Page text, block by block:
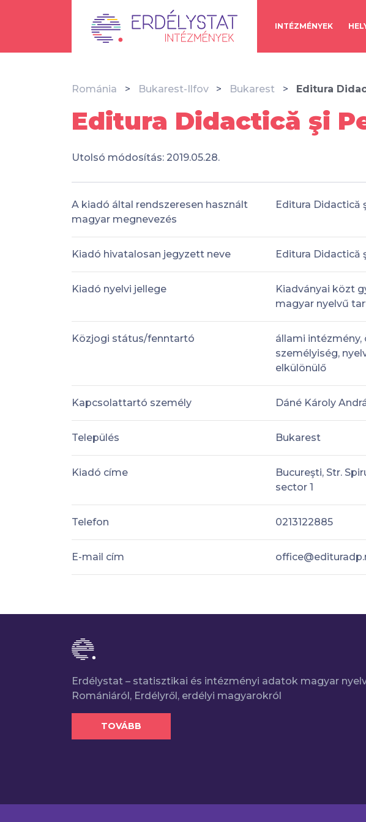
INTÉZMÉNYEK
Románia Bukarest-Ilfov Bukarest Editura
Editura Didactică şi
Utolsó módosítás: 2019.05.28.
A kiadó által rendszeresen használt
magyar megnevezés
Editura Didactică
Kiadó hivatalosan jegyzett neve Editura Didactică
Kiadó nyelvi jellege
Kiadványai közt
magyar nyelvű
Közjogi státus/fenntartó
állami intézmény,
személyiség,
elkülönülő
Kapcsolattartó személy Dáné Károly
Település Bukarest
Kiadó címe
Bucureşti, Str.
sector 1
Telefon 0213122885
E-mail cím
Erdélystat – statisztikai és intézményi adatok magyar
Romániáról, Erdélyről, erdélyi magyarokról
TOVÁBB